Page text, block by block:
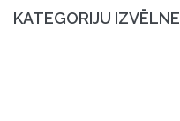
KATEGORIJU IZVĒLNE